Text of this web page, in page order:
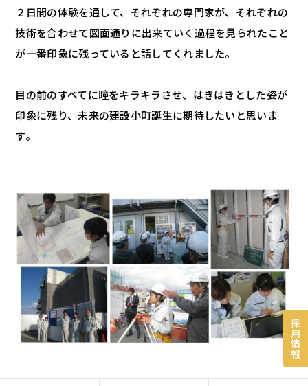
採
用
情
報
２日間の体験を通して、それぞれの専門家が、それぞれの
技術を合わせて図面通りに出来ていく過程を見られたこと
が一番印象に残っていると話してくれました。
目の前のすべてに瞳をキラキラさせ、はきはきとした姿が
印象に残り、未来の建設小町誕生に期待したいと思いま
す。